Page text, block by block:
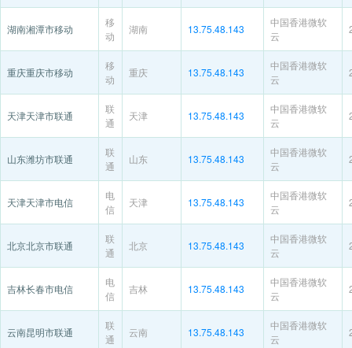
湖南湘潭市移动
移
动
湖南 13.75.48.143
中国香港微软
云
重庆重庆市移动
移
动
重庆 13.75.48.143
中国香港微软
云
天津天津市联通
联
通
天津 13.75.48.143
中国香港微软
云
山东潍坊市联通
联
通
山东 13.75.48.143
中国香港微软
云
天津天津市电信
电
信
天津 13.75.48.143
中国香港微软
云
北京北京市联通
联
通
北京 13.75.48.143
中国香港微软
云
吉林长春市电信
电
信
吉林 13.75.48.143
中国香港微软
云
云南昆明市联通
联
通
云南 13.75.48.143
中国香港微软
云